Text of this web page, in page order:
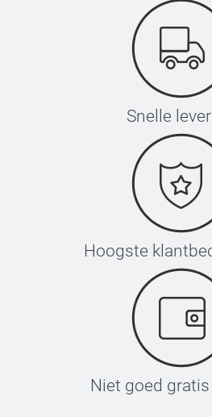
Snelle
Hoogste
Niet goed